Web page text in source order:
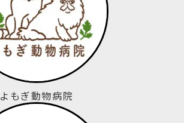
よもぎ動物病院